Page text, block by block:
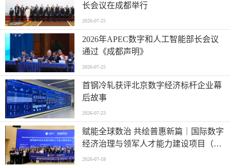
长会议在成都举行
2026-07-25
2026年APEC数字和人工智能部长会议
通过《成都声明》
2026-07-25
首钢冷轧获评北京数字经济标杆企业幕
后故事
2026-07-23
赋能全球数治 共绘普惠新篇｜国际数字
经济治理与领军人才能力建设项目（第
二期）圆满结业
2026-07-18